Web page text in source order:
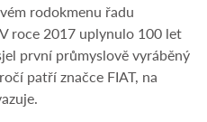
rodokmenu řadu
roce 2017 uplynulo 100 let
první průmyslově vyráběný
patří značce FIAT, na